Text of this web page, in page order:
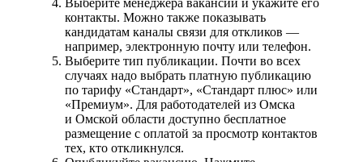
контакты. Можно также показывать
кандидатам каналы связи для откликов —
например, электронную почту или телефон.
Выберите тип публикации. Почти во всех
случаях надо выбрать платную публикацию
по тарифу «Стандарт», «Стандарт плюс» или
«Премиум». Для работодателей из Омска
и Омской области доступно бесплатное
размещение с оплатой за просмотр контактов
тех, кто откликнулся.